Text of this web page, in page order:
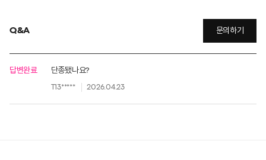
Q&A 문의하기
답변완료 단종됐나요?
T13***** 2026.04.23